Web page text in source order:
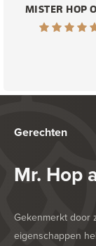
MISTER HOP
Gerechten
Mr. Hop
Gekenmerkt door
eigenschappen